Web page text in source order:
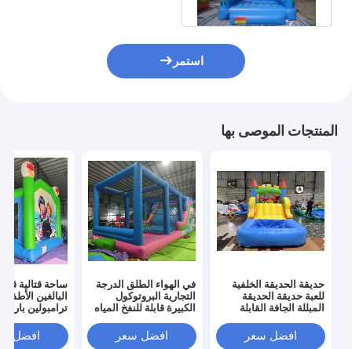
استمر
المنتجات الموصى بها
حديقة الحديقة الخلفية
للعبة حديقة الحديقة
المبللة الجافة القابلة
المشترك مع حفرة كرة
البلياردو
افضل سعر
في الهواء الطلق الدرجة
التجارية البروتوكول
الكبيرة قابلة للنفخ المياه
كومبو قلعة هوب
افضل سعر
ساحة قتالية
البالغين الأطفال
ترامبولين بارك
جوست قلعةافضل